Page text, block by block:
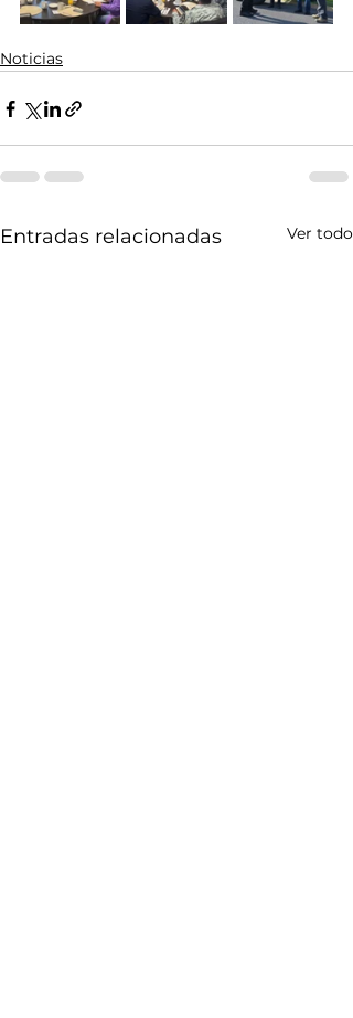
Noticias
Entradas relacionadas Ver todo